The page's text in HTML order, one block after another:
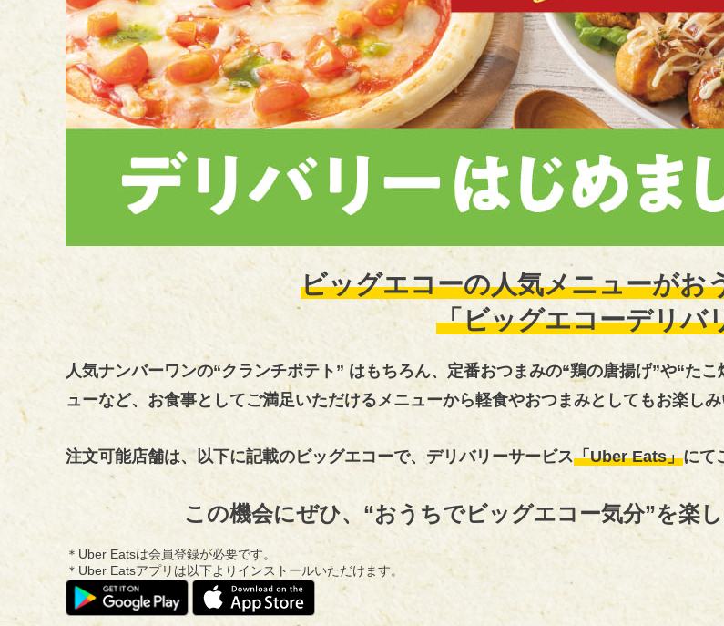
ビッグエコーの人気メニューがお
「ビッグエコーデリバ
人気ナンバーワンの“クランチポテト” はもちろん、定番おつまみの“鶏の唐揚げ”や“た
ューなど、お食事としてご満足いただけるメニューから軽食やおつまみとしてもお楽し
注文可能店舗は、以下に記載のビッグエコーで、デリバリーサービス「Uber Eats」にて
この機会にぜひ、 “おうちでビッグエコー気分”を楽
＊Uber Eatsは会員登録が必要です。
＊Uber Eatsアプリは以下よりインストールいただけます。